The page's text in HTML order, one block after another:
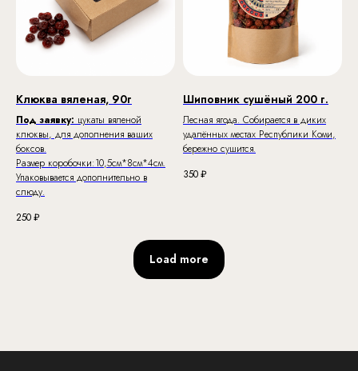
Клюква вяленая, 90г
Под заявку: цукаты вяленой
клюквы, для дополнения ваших
боксов.
Размер коробочки:10,5см*8см*4см.
Упаковывается дополнительно в
слюду.
250₽
Шиповник сушёный 200 г.
Лесная ягода. Собирается в диких
удалённых местах Республики Коми,
бережно сушится.
350₽
Load more